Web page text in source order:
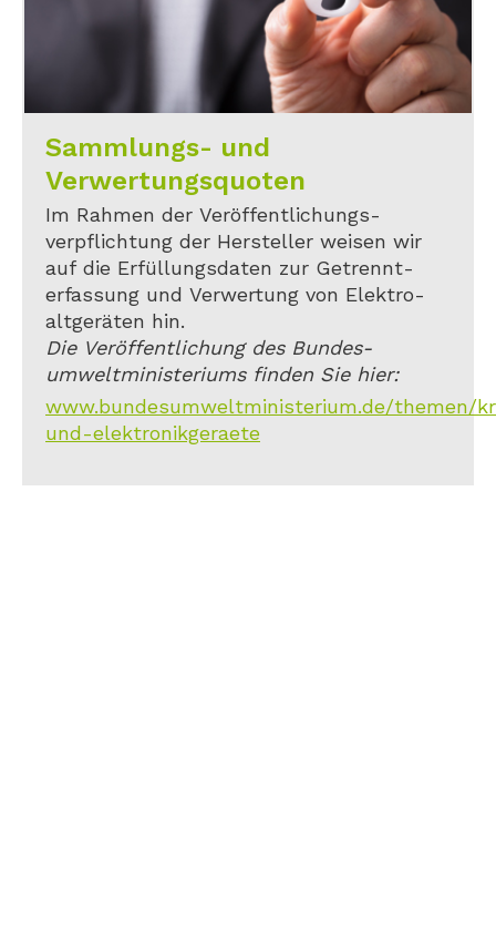
Sammlungs- und
Verwertungsquoten
Im Rahmen der Veröffentlichungs-
verpflichtung der Hersteller weisen wir
auf die Erfüllungsdaten zur Getrennt-
erfassung und Verwertung von Elektro-
altgeräten hin.
Die Veröffentlichung des Bundes-
umweltministeriums finden Sie hier:
www.bundesumweltministerium.de/
und-elektronikgeraete